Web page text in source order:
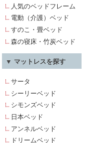
人気のベッドフレーム
電動（介護）ベッド
すのこ・畳ベッド
森の寝床・竹炭ベッド
▼ マットレスを探す
サータ
シーリーベッド
シモンズベッド
日本ベッド
アンネルベッド
ドリームベッド